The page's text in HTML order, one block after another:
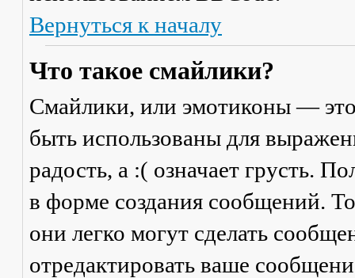
Вернуться к началу
Что такое смайлики?
Смайлики, или эмотиконы —
быть использованы для
радость, а :( означает грусть.
в форме создания сообщений.
они легко могут сделать
отредактировать ваше